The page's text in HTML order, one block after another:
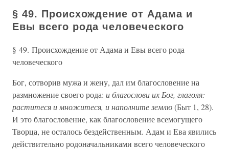
§ 49. Происхождение от Адама и
Евы всего рода человеческого
§ 49. Происхождение от Адама и Евы всего рода
человеческого
Бог, сотворив мужа и жену, дал им благословение на
размножение своего рода: и благослови их Бог, глаголя:
раститеся и множитеся, и наполните землю(Быт 1, 28).
И это благословение, как благословение всемогущего
Творца, не осталось бездейственным. Адам и Ева явились
действительно родоначальниками всего человеческого